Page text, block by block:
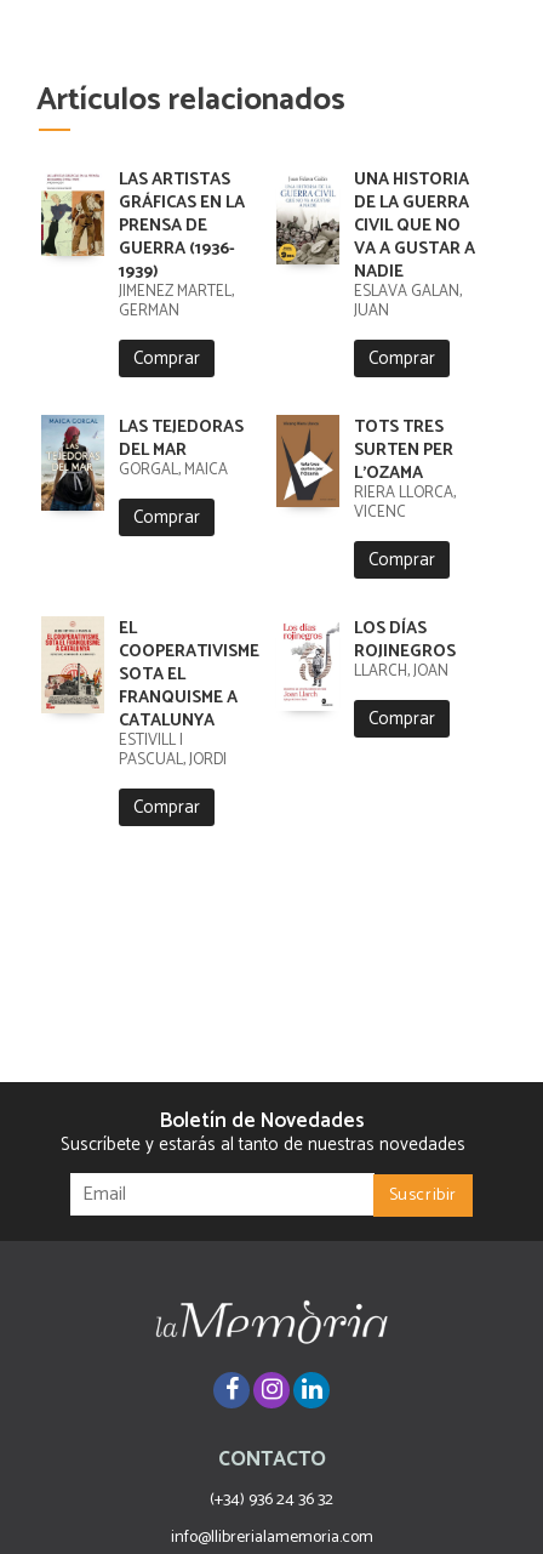
Artículos relacionados
LAS ARTISTAS
GRÁFICAS EN LA
PRENSA DE
GUERRA (1936-
1939)
JIMENEZ MARTEL,
GERMAN
Comprar
UNA HISTORIA
DE LA GUERRA
CIVIL QUE NO
VA A GUSTAR A
NADIE
ESLAVA GALAN,
JUAN
Comprar
LAS TEJEDORAS
DEL MAR
GORGAL, MAICA
Comprar
TOTS TRES
SURTEN PER
L'OZAMA
RIERA LLORCA,
VICENC
Comprar
EL
COOPERATIVISME
SOTA EL
FRANQUISME A
CATALUNYA
ESTIVILL I
PASCUAL, JORDI
Comprar
LOS DÍAS
ROJINEGROS
LLARCH, JOAN
Comprar
Boletín de Novedades
Suscríbete y estarás al tanto de nuestras novedades
CONTACTO
(+34) 936 24 36 32
info@llibrerialamemoria.com